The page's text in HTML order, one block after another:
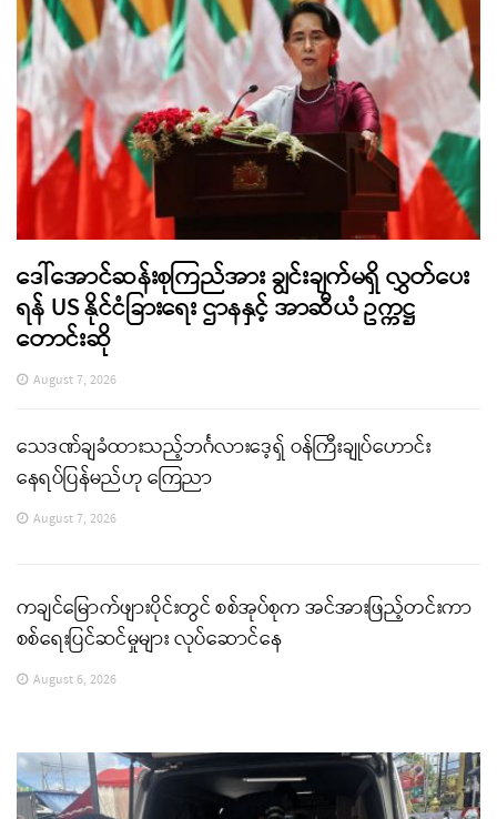
ဒေါ်အောင်ဆန်းစုကြည်အား ချွင်းချက်မရှိ လွှတ်ပေး
ရန် US နိုင်ငံခြားရေး ဌာနနှင့် အာဆီယံ ဥက္ကဋ္ဌ
တောင်းဆို
August 7, 2026
သေဒဏ်ချခံထားသည့်ဘင်္ဂလားဒေ့ရှ် ဝန်ကြီးချုပ်ဟောင်း
နေရပ်ပြန်မည်ဟု ကြေညာ
August 7, 2026
ကချင်မြောက်ဖျားပိုင်းတွင် စစ်အုပ်စုက အင်အားဖြည့်တင်းကာ
စစ်ရေးပြင်ဆင်မှုများ လုပ်ဆောင်နေ
August 6, 2026